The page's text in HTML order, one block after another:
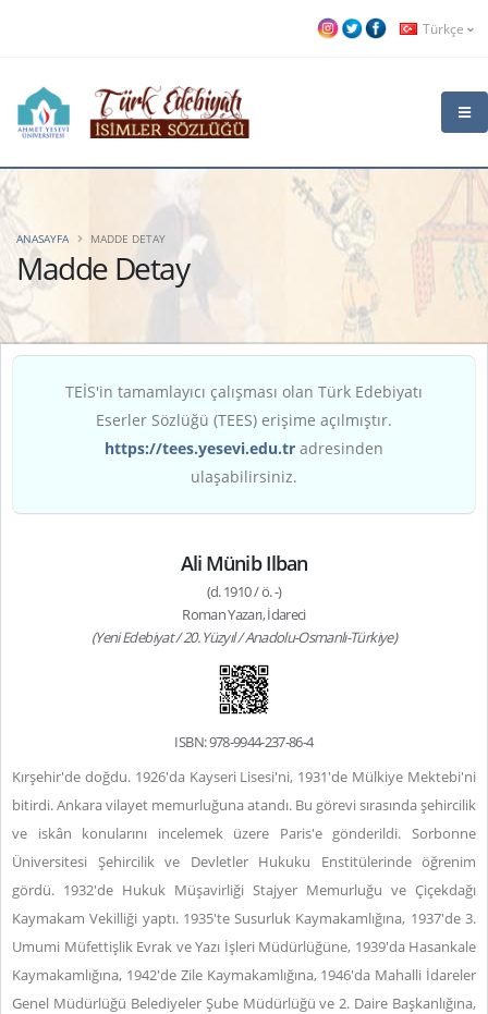
Türkçe
Madde Detay
ANASAYFA MADDE DETAY
TEİS'in tamamlayıcı çalışması olan Türk Edebiyatı
Eserler Sözlüğü (TEES) erişime açılmıştır.
https://tees.yesevi.edu.tr adresinden
ulaşabilirsiniz.
Ali Münib Ilban
(d. 1910 / ö. -)
Roman Yazarı, İdareci
(Yeni Edebiyat / 20. Yüzyıl / Anadolu-Osmanlı-Türkiye)
ISBN: 978-9944-237-86-4
Kırşehir'de doğdu. 1926'da Kayseri Lisesi'ni, 1931'de Mülkiye Mektebi'ni
bitirdi. Ankara vilayet memurluğuna atandı. Bu görevi sırasında şehircilik
ve iskân konularını incelemek üzere Paris'e gönderildi. Sorbonne
Üniversitesi Şehircilik ve Devletler Hukuku Enstitülerinde öğrenim
gördü. 1932'de Hukuk Müşavirliği Stajyer Memurluğu ve Çiçekdağı
Kaymakam Vekilliği yaptı. 1935'te Susurluk Kaymakamlığına, 1937'de 3.
Umumi Müfettişlik Evrak ve Yazı İşleri Müdürlüğüne, 1939'da Hasankale
Kaymakamlığına, 1942'de Zile Kaymakamlığına, 1946'da Mahalli İdareler
Genel Müdürlüğü Belediyeler Şube Müdürlüğü ve 2. Daire Başkanlığına,